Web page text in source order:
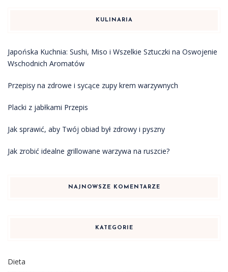
KULINARIA
Japońska Kuchnia: Sushi, Miso i Wszelkie Sztuczki na Oswojenie
Wschodnich Aromatów
Przepisy na zdrowe i sycące zupy krem warzywnych
Placki z jabłkami Przepis
Jak sprawić, aby Twój obiad był zdrowy i pyszny
Jak zrobić idealne grillowane warzywa na ruszcie?
NAJNOWSZE KOMENTARZE
KATEGORIE
Dieta